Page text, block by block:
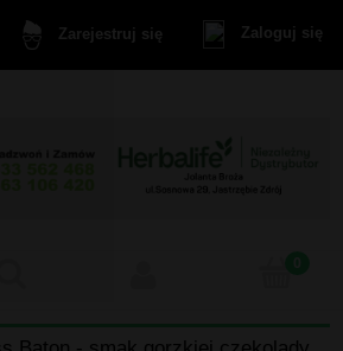
Zarejestruj się Zaloguj się